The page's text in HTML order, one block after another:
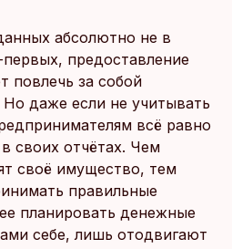
абсолютно не в
предоставление
повлечь за собой
Но даже если не учитывать
всё равно
своих отчётах. Чем
своё имущество, тем
правильные
планировать денежные
себе, лишь отодвигают